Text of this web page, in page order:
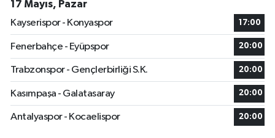
17 Mayıs, Pazar
Kayserispor - Konyaspor
17:00
Fenerbahçe - Eyüpspor 20:00
Trabzonspor - Gençlerbirliği S.K. 20:00
Kasımpaşa - Galatasaray 20:00
Antalyaspor - Kocaelispor 20:00